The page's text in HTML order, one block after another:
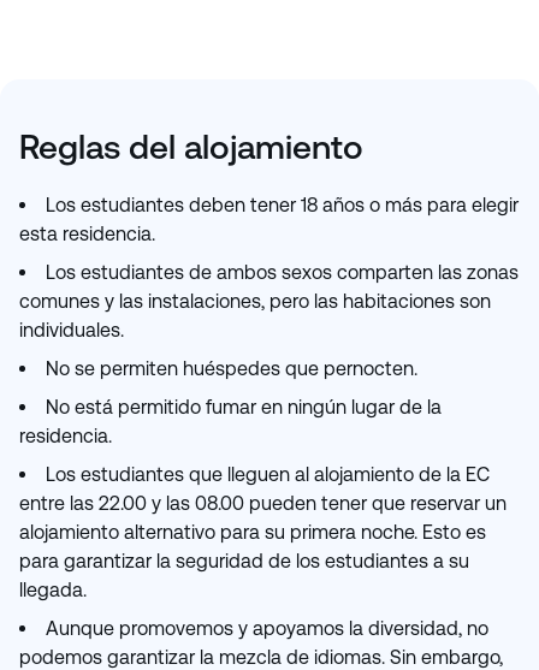
Reglas del alojamiento
Los estudiantes deben tener 18 años o más para elegir
esta residencia.
Los estudiantes de ambos sexos comparten las zonas
comunes y las instalaciones, pero las habitaciones son
individuales.
No se permiten huéspedes que pernocten.
No está permitido fumar en ningún lugar de la
residencia.
Los estudiantes que lleguen al alojamiento de la EC
entre las 22.00 y las 08.00 pueden tener que reservar un
alojamiento alternativo para su primera noche. Esto es
para garantizar la seguridad de los estudiantes a su
llegada.
Aunque promovemos y apoyamos la diversidad, no
podemos garantizar la mezcla de idiomas. Sin embargo,